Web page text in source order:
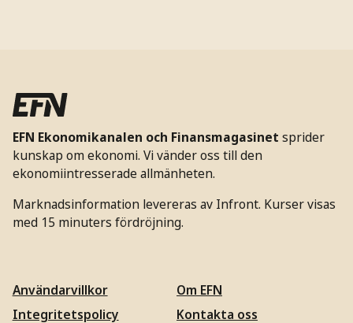
EFN Ekonomikanalen och Finansmagasinet sprider
kunskap om ekonomi. Vi vänder oss till den
ekonomiintresserade allmänheten.
Marknadsinformation levereras av Infront. Kurser visas
med 15 minuters fördröjning.
Användarvillkor
Integritetspolicy
Om EFN
Kontakta oss